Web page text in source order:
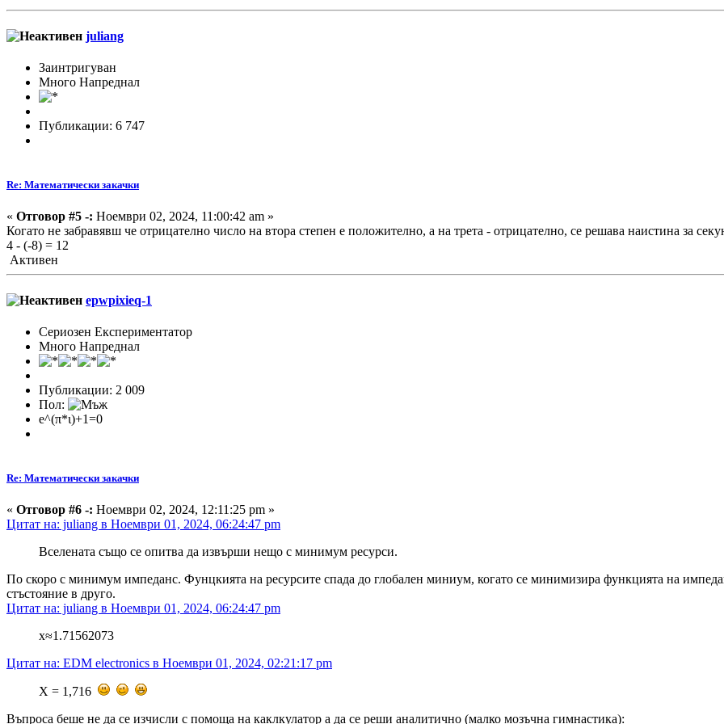
juliang
Заинтригуван
Много Напреднал
Публикации: 6 747
Re: Математически закачки
« Отговор #5 -: Ноември 02, 2024, 11:00:42 am »
Когато не забравявш че отрицателно число на втора степен е положително, а на трета - отрицателно, се решава наистина за
4 - (-8) = 12
Активен
epwpixieq-1
Сериозен Експериментатор
Много Напреднал
Публикации: 2 009
Пол:
e^(π*ι)+1=0
Re: Математически закачки
« Отговор #6 -: Ноември 02, 2024, 12:11:25 pm »
Цитат на: juliang в Ноември 01, 2024, 06:24:47 pm
Вселената също се опитва да извърши нещо с минимум ресурси.
По скоро с минимум импеданс. Фунцкията на ресурсите спада до глобален миниум, когато се минимизира функцията на
стъстояние в друго.
Цитат на: juliang в Ноември 01, 2024, 06:24:47 pm
x≈1.71562073
Цитат на: EDM electronics в Ноември 01, 2024, 02:21:17 pm
X = 1,716
Въпроса беше не да се изчисли с помоща на каклкулатор а да се реши аналитично (малко мозъчна гимнастика):